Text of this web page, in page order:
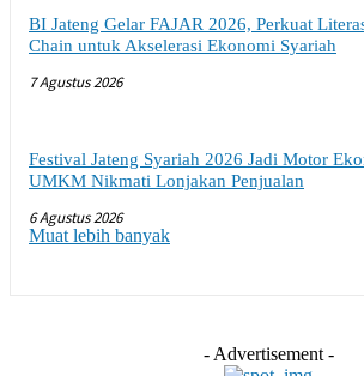
BI Jateng Gelar FAJAR 2026, Perkuat
Chain untuk Akselerasi Ekonomi Syariah
7 Agustus 2026
Festival Jateng Syariah 2026 Jadi Motor
UMKM Nikmati Lonjakan Penjualan
6 Agustus 2026
Muat lebih banyak
- Advertisement -